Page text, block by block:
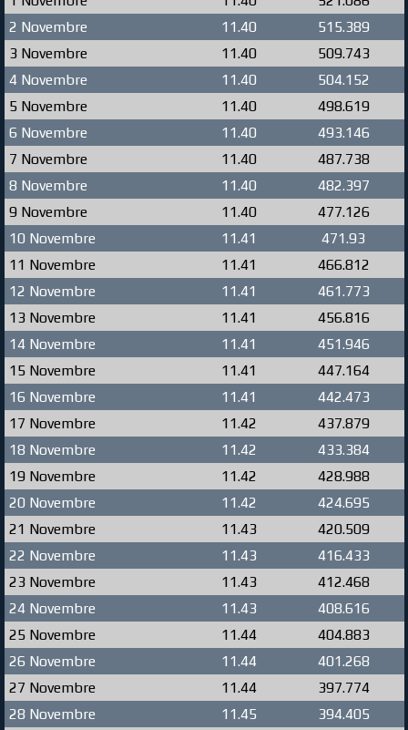
2 Novembre
11.40
515.389
3 Novembre
11.40
509.743
4 Novembre
11.40
504.152
5 Novembre
11.40
498.619
6 Novembre
11.40
493.146
7 Novembre
11.40
487.738
8 Novembre
11.40
482.397
9 Novembre
11.40
477.126
10 Novembre
11.41
471.93
11 Novembre
11.41
466.812
12 Novembre
11.41
461.773
13 Novembre
11.41
456.816
14 Novembre
11.41
451.946
15 Novembre
11.41
447.164
16 Novembre
11.41
442.473
17 Novembre
11.42
437.879
18 Novembre
11.42
433.384
19 Novembre
11.42
428.988
20 Novembre
11.42
424.695
21 Novembre
11.43
420.509
22 Novembre
11.43
416.433
23 Novembre
11.43
412.468
24 Novembre
11.43
408.616
25 Novembre
11.44
404.883
26 Novembre
11.44
401.268
27 Novembre
11.44
397.774
28 Novembre
11.45
394.405